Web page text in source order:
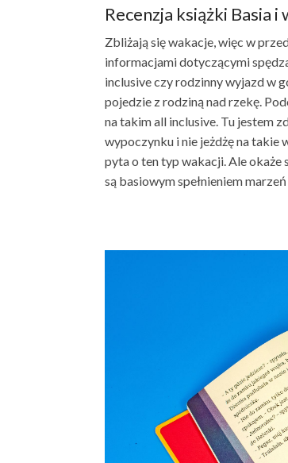
Recenzja książki Basia i
Zbliżają się wakacje, więc w
informacjami dotyczącymi
inclusive czy rodzinny wyjazd w
pojedzie z rodziną nad rzekę.
na takim all inclusive. Tu jestem
wypoczynku i nie jeżdżę na takie
pyta o ten typ wakacji. Ale okaże
są basiowym spełnieniem